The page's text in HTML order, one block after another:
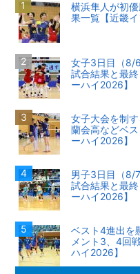
横浜隼人が初
果一覧【近畿
女子3日目（8/
試合結果と最
ーハイ2026】
女子大会を制
蘭会高などベ
ーハイ2026】
男子3日目（8/
試合結果と最
ーハイ2026】
ベスト4進出を
メント3、4回
ハイ2026】